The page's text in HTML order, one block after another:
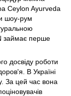
Ceylon Ayurveda
шоу-рум
займає перше
досвіду роботи
В Україні
За цей час вона